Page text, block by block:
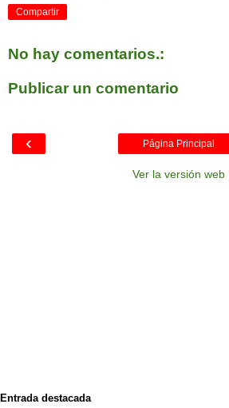
Compartir
No hay comentarios.:
Publicar un comentario
‹ Página Principal
Ver la versión web
Entrada destacada